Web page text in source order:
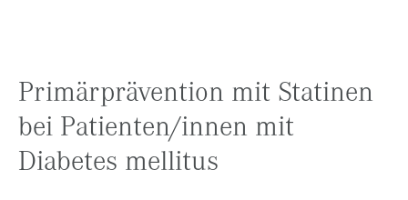
Primärprävention mit Statinen
bei Patienten/innen mit
Diabetes mellitus